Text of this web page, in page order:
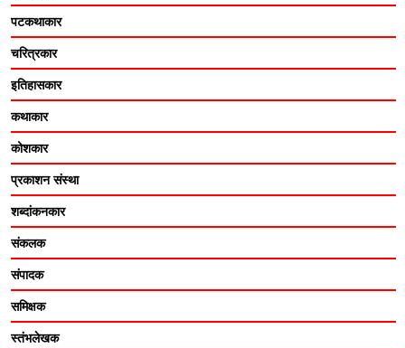
पटकथाकार
चरित्रकार
इतिहासकार
कथाकार
कोशकार
प्रकाशन संस्था
शब्दांकनकार
संकलक
संपादक
समिक्षक
स्तंभलेखक